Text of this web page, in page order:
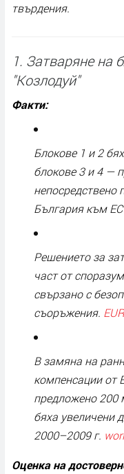
твърдения.
1. Затваряне на
"Козлодуй"
Факти:
Блокове 1 и 2
блокове 3 и 4 —
непосредствено
България към
Решението за
част от
свързано с
съоръжения.
В замяна на
компенсации от
предложено 200
бяха увеличени
2000–2009 г.
Оценка на